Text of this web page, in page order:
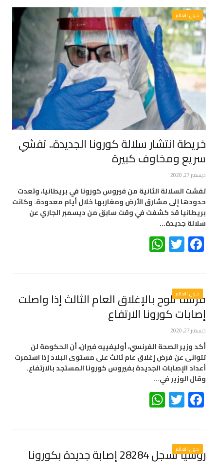
حول العالم
خريطة انتشار سلالة كورونا الجديدة.. تفشي
سريع ومخاوف كبيرة
ديسمبر 27, 2020
تفشت السلالة الثانية من فيروس كورونا في بريطانيا، وتعدت
حدودها إلى مشارق الأرض ومغاربها خلال أيام معدودة. وكانت
بريطانيا قد كشفت في وقت سابق من ديسمبر الجاري عن
سلالة جديدة…
Facebook
Twitter
حول العالم
فرنسا تلوح بالإغلاق العام الثالث إذا واصلت
إصابات كورونا الارتفاع
ديسمبر 27, 2020
أكد وزير الصحة الفرنسي، أوليفييه فيران، أن الحكومة لن
تتوانى عن فرض إغلاق عام ثالث على مستوى البلاد إذا استمرت
أعداد الإصابات الجديدة بفيروس كورونا المستجد بالارتفاع.
وقال الوزير في…
Facebook
Twitter
حول العالم
روسيا تسجل 28284 إصابة جديدة بكورونا